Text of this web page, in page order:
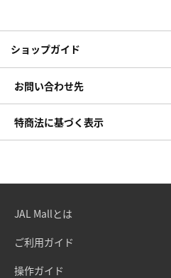
ショップガイド
お問い合わせ先
特商法に基づく表示
JAL Mallとは
ご利用ガイド
操作ガイド